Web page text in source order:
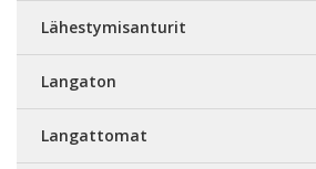
Lähestymisanturit
Langaton
Langattomat